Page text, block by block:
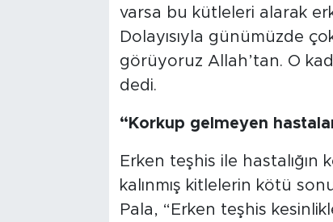
varsa bu kütleleri alarak
Dolayısıyla günümüzde
görüyoruz Allah’tan. O
dedi.
“Korkup gelmeyen
Erken teşhis ile
kalınmış kitlelerin kötü
Pala, “Erken teşhis